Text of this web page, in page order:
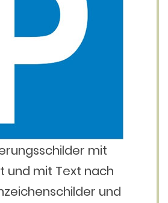
mit
und mit Text nach
und